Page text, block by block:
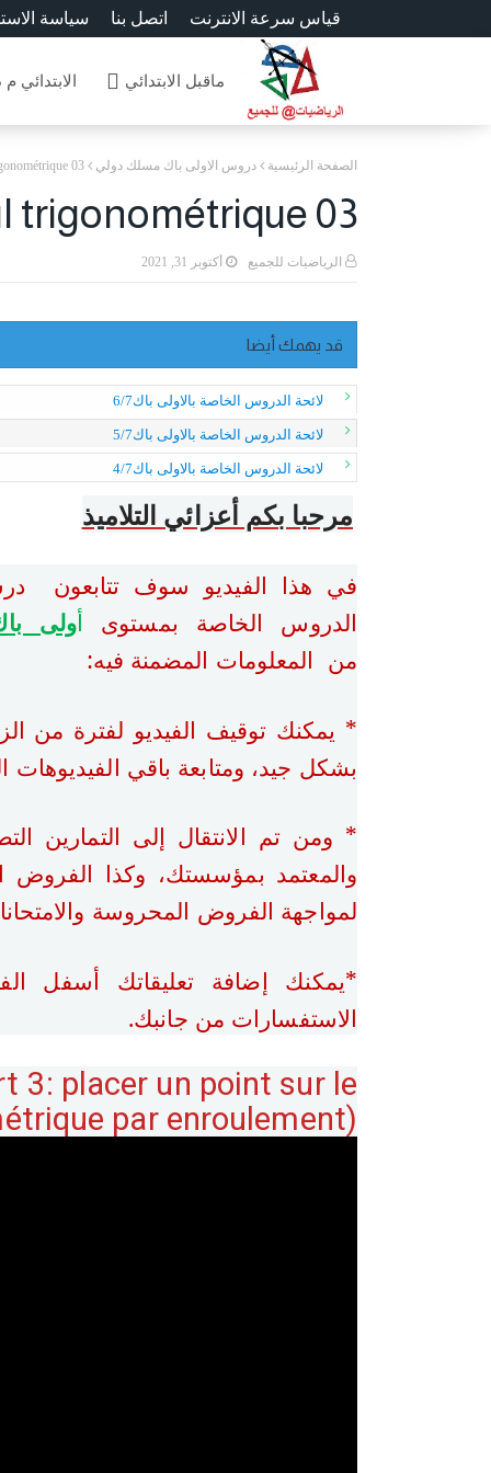
سياسة اتصل بنا قياس سرعة الانترنت
ماقبل الابتدائي الابتدائي
الصفحة الرئيسية دروس الاولى باك مسلك دولي 03
trigonométrique 03
الرياضيات للجميع أكتوبر 31, 2021
قد يهمك أيضا
لائحة الدروس الخاصة بالاولى باك6/7
لائحة الدروس الخاصة بالاولى باك5/7
لائحة الدروس الخاصة بالاولى باك4/7
مرحبا بكم أعزائي التلاميذ
في هذا الفيديو سوف تتابعون
الدروس الخاصة بمستوى أولى
من المعلومات المضمنة فيه:
* يمكنك توقيف الفيديو لفترة من
بشكل جيد، ومتابعة باقي
* ومن تم الانتقال إلى التمارين
والمعتمد بمؤسستك، وكذا الفروض
لمواجهة الفروض المحروسة
*يمكنك إضافة تعليقاتك أسفل
الاستفسارات من جانبك.
3: placer un point sur le
par enroulement)